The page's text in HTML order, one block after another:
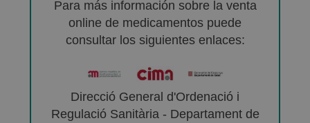
Para más información sobre la venta
online de medicamentos puede
consultar los siguientes enlaces:
Direcció General d'Ordenació i
Regulació Sanitària - Departament de